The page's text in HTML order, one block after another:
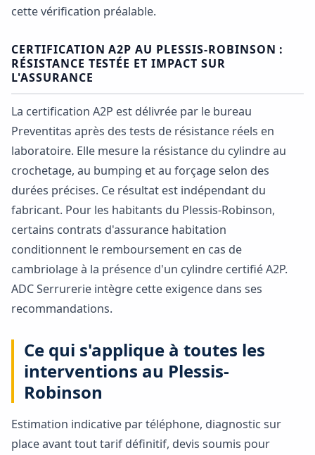
cette vérification préalable.
CERTIFICATION A2P AU PLESSIS-ROBINSON :
RÉSISTANCE TESTÉE ET IMPACT SUR
L'ASSURANCE
La certification A2P est délivrée par le bureau
Preventitas après des tests de résistance réels en
laboratoire. Elle mesure la résistance du cylindre au
crochetage, au bumping et au forçage selon des
durées précises. Ce résultat est indépendant du
fabricant. Pour les habitants du Plessis-Robinson,
certains contrats d'assurance habitation
conditionnent le remboursement en cas de
cambriolage à la présence d'un cylindre certifié A2P.
ADC Serrurerie intègre cette exigence dans ses
recommandations.
Ce qui s'applique à toutes les
interventions au Plessis-
Robinson
Estimation indicative par téléphone, diagnostic sur
place avant tout tarif définitif, devis soumis pour